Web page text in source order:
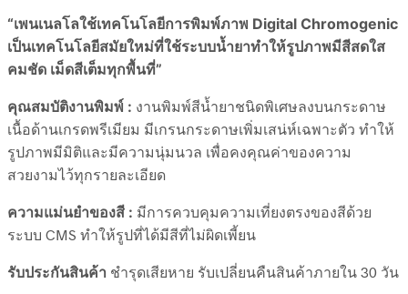
“เพนเนลโลใช้เทคโนโลยีการพิมพ์ภาพ Digital Chromogenic
เป็นเทคโนโลยีสมัยใหม่ที่ใช้ระบบน้ำยาทำให้รูปภาพมีสีสดใส
คมชัด เม็ดสีเต็มทุกพื้นที่”
คุณสมบัติงานพิมพ์ : งานพิมพ์สีน้ำยาชนิดพิเศษลงบนกระดาษ
เนื้อด้านเกรดพรีเมียม มีเกรนกระดาษเพิ่มเสน่ห์เฉพาะตัว ทำให้
รูปภาพมีมิติและมีความนุ่มนวล เพื่อคงคุณค่าของความ
สวยงามไว้ทุกรายละเอียด
ความแม่นยำของสี : มีการควบคุมความเที่ยงตรงของสีด้วย
ระบบ CMS ทำให้รูปที่ได้มีสีที่ไม่ผิดเพี้ยน
รับประกันสินค้า ชำรุดเสียหาย รับเปลี่ยนคืนสินค้าภายใน 30 วัน